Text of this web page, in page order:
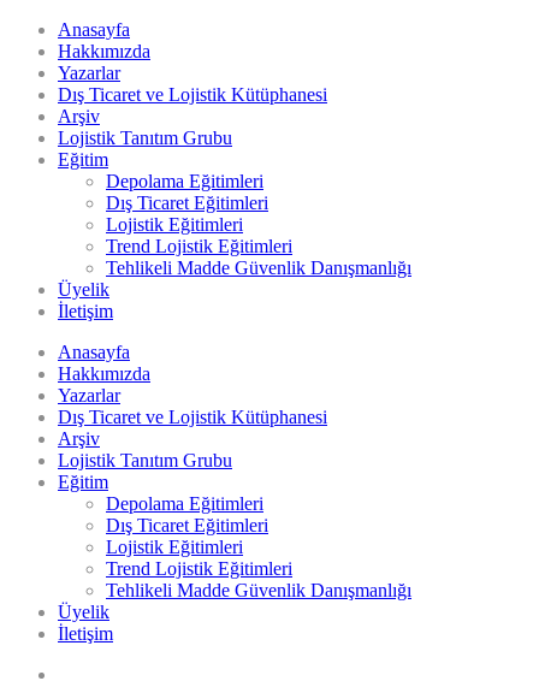
Anasayfa
Hakkımızda
Yazarlar
Dış Ticaret ve Lojistik Kütüphanesi
Arşiv
Lojistik Tanıtım Grubu
Eğitim
Depolama Eğitimleri
Dış Ticaret Eğitimleri
Lojistik Eğitimleri
Trend Lojistik Eğitimleri
Tehlikeli Madde Güvenlik Danışmanlığı
Üyelik
İletişim
Anasayfa
Hakkımızda
Yazarlar
Dış Ticaret ve Lojistik Kütüphanesi
Arşiv
Lojistik Tanıtım Grubu
Eğitim
Depolama Eğitimleri
Dış Ticaret Eğitimleri
Lojistik Eğitimleri
Trend Lojistik Eğitimleri
Tehlikeli Madde Güvenlik Danışmanlığı
Üyelik
İletişim